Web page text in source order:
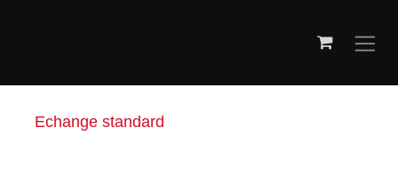
Echange standard